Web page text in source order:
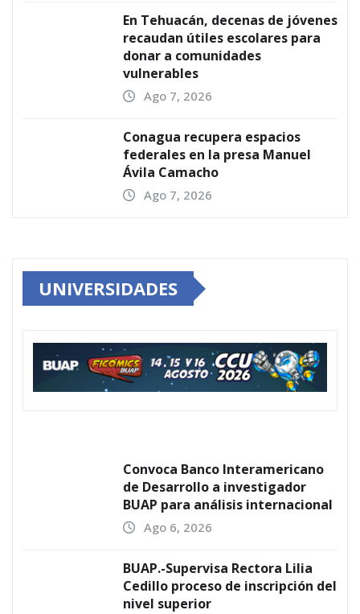
En Tehuacán, decenas de jóvenes
recaudan útiles escolares para
donar a comunidades
vulnerables
Ago 7, 2026
Conagua recupera espacios
federales en la presa Manuel
Ávila Camacho
Ago 7, 2026
UNIVERSIDADES
Convoca Banco Interamericano
de Desarrollo a investigador
BUAP para análisis internacional
Ago 6, 2026
BUAP.-Supervisa Rectora Lilia
Cedillo proceso de inscripción del
nivel superior